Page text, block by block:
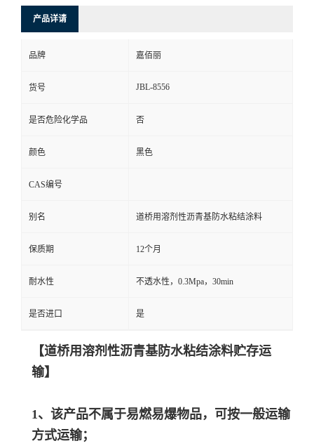
产品详请
品牌 嘉佰丽
货号 JBL-8556
是否危险化学品 否
颜色 黑色
CAS编号
别名 道桥用溶剂性沥青基防水粘结涂料
保质期 12个月
耐水性 不透水性，0.3Mpa，30min
是否进口 是
【道桥用溶剂性沥青基防水粘结涂料贮存运
输】
1、该产品不属于易燃易爆物品，可按一般运输
方式运输；